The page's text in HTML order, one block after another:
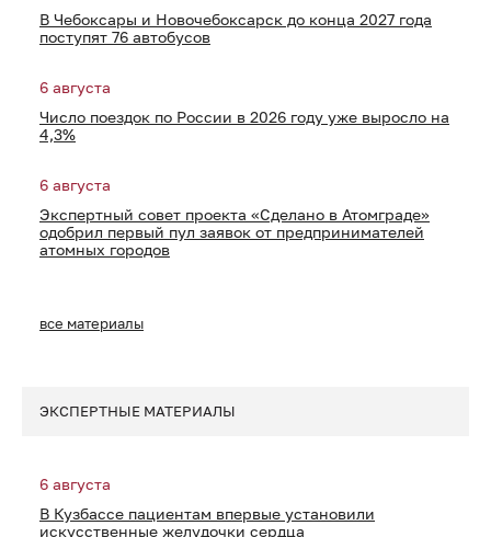
В Чебоксары и Новочебоксарск до конца 2027 года
поступят 76 автобусов
6 августа
Число поездок по России в 2026 году уже выросло на
4,3%
6 августа
Экспертный совет проекта «Сделано в Атомграде»
одобрил первый пул заявок от предпринимателей
атомных городов
все материалы
ЭКСПЕРТНЫЕ МАТЕРИАЛЫ
6 августа
В Кузбассе пациентам впервые установили
искусственные желудочки сердца